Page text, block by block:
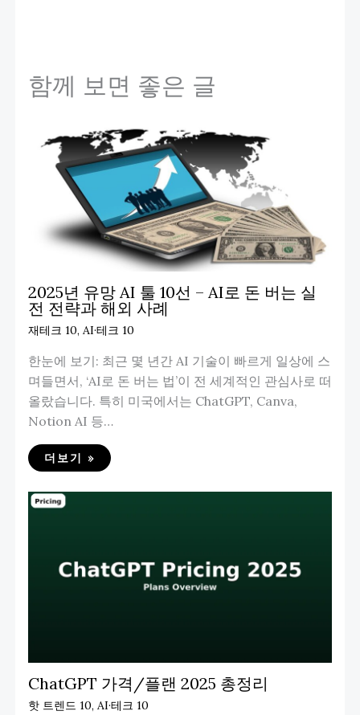
함께 보면 좋은 글
2025년 유망 AI 툴 10선 – AI로 돈 버는 실
전 전략과 해외 사례
재테크 10, AI·테크 10
한눈에 보기: 최근 몇 년간 AI 기술이 빠르게 일상에 스
며들면서, ‘AI로 돈 버는 법’이 전 세계적인 관심사로 떠
올랐습니다. 특히 미국에서는 ChatGPT, Canva,
Notion AI 등…
더보기 »
ChatGPT 가격/플랜 2025 총정리
핫 트렌드 10, AI·테크 10